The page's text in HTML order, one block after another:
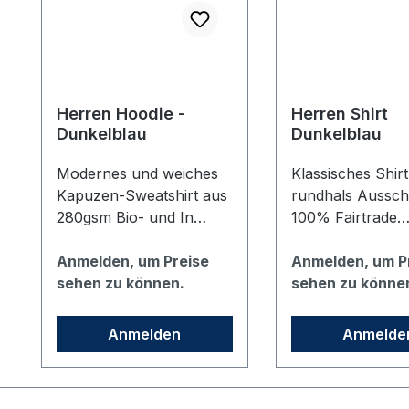
Herren Hoodie -
Dunkelblau
Modernes und weiches
Kapuzen-Sweatshirt aus
280gsm Bio- und In
Baumwolle. Die Taschen
in den Seitennähten
ein cleanes Auftreten
und sorgen für eine
optimale Passform.
Bedruckt mit dem vhs
Anmelden, um Preise
sehen zu können.
Anmelden
Herren Shirt
Dunkelblau
Klassisches
rundhals
100% Fairtrade
Baumwolle in
dunkelblau.
linken Brust.
Anmelden, um
sehen zu